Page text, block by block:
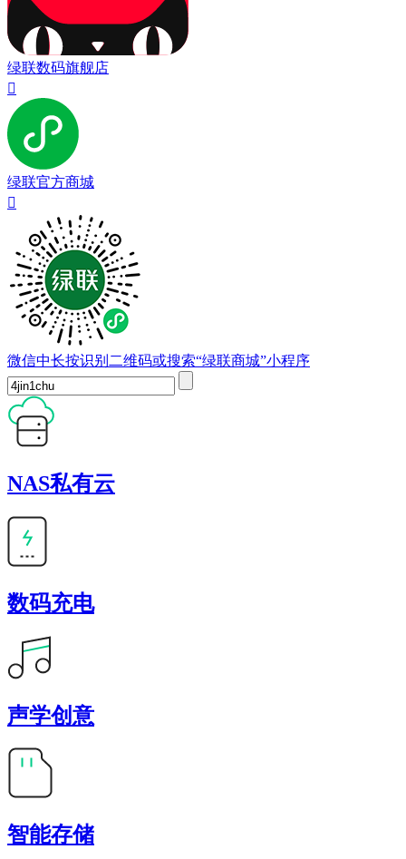
绿联数码旗舰店

绿联官方商城

微信中长按识别二维码或搜索“绿联商城”小程序
NAS私有云
数码充电
声学创意
智能存储